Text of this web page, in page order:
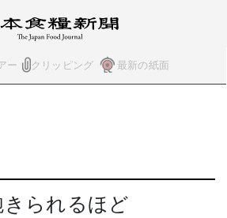
ー クリッピング 最新の紙面
きられるほど